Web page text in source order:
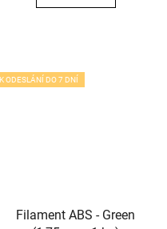
K ODESLÁNÍ DO 7 DNÍ
Filament ABS - Green